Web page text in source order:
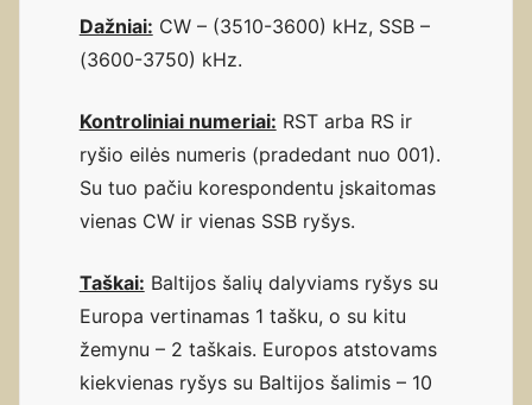
Dažniai: CW – (3510-3600) kHz, SSB –
(3600-3750) kHz.
Kontroliniai numeriai: RST arba RS ir
ryšio eilės numeris (pradedant nuo 001).
Su tuo pačiu korespondentu įskaitomas
vienas CW ir vienas SSB ryšys.
Taškai: Baltijos šalių dalyviams ryšys su
Europa vertinamas 1 tašku, o su kitu
žemynu – 2 taškais. Europos atstovams
kiekvienas ryšys su Baltijos šalimis – 10